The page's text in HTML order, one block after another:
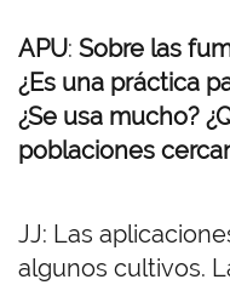
APU: Sobre las
¿Es una práctica
¿Se usa mucho? ¿
poblaciones
JJ: Las
algunos cultivos.